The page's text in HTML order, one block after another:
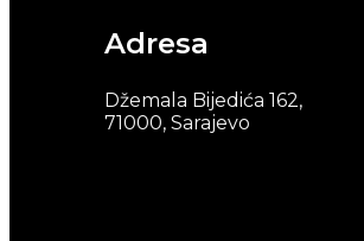
Adresa
Džemala Bijedića 162,
71000, Sarajevo